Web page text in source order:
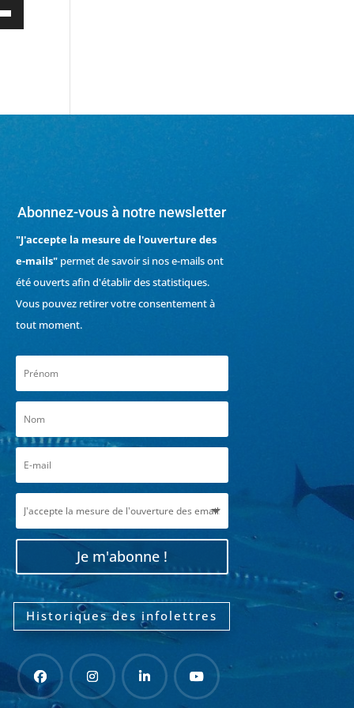
Abonnez-vous à notre newsletter
"J'accepte la mesure de l'ouverture des
e-mails"permet de savoir si nos e-mails ont
été ouverts afin d'établir des statistiques.
Vous pouvez retirer votre consentement à
tout moment.
Je m'abonne !
Historiques des infolettres